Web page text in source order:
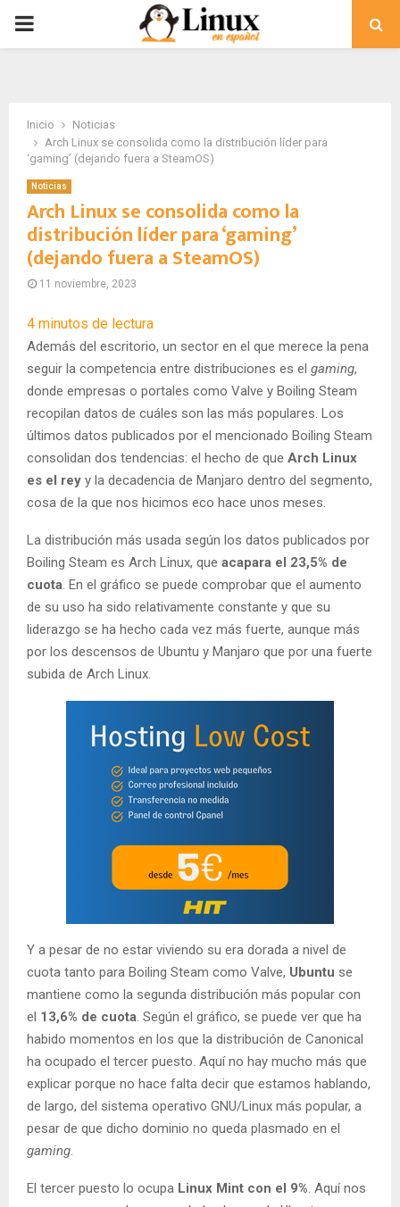
PRIMARY
Inicio
Noticias
Arch Linux se consolida como la distribución líder para
‘gaming’ (dejando fuera a SteamOS)
Noticias
Arch Linux se consolida como la
distribución líder para ‘gaming’
(dejando fuera a SteamOS)
11 noviembre, 2023
4 minutos de lectura
Además del escritorio, un sector en el que merece la pena
seguir la competencia entre distribuciones es el gaming,
donde empresas o portales como Valve y Boiling Steam
recopilan datos de cuáles son las más populares. Los
últimos datos publicados por el mencionado Boiling Steam
consolidan dos tendencias: el hecho de que Arch Linux
es el rey y la decadencia de Manjaro dentro del segmento,
cosa de la que nos hicimos eco hace unos meses.
La distribución más usada según los datos publicados por
Boiling Steam es Arch Linux, que acapara el 23,5% de
cuota . En el gráfico se puede comprobar que el aumento
de su uso ha sido relativamente constante y que su
liderazgo se ha hecho cada vez más fuerte, aunque más
por los descensos de Ubuntu y Manjaro que por una fuerte
subida de Arch Linux.
Y a pesar de no estar viviendo su era dorada a nivel de
cuota tanto para Boiling Steam como Valve, Ubuntu se
mantiene como la segunda distribución más popular con
el 13,6% de cuota . Según el gráfico, se puede ver que ha
habido momentos en los que la distribución de Canonical
ha ocupado el tercer puesto. Aquí no hay mucho más que
explicar porque no hace falta decir que estamos hablando,
de largo, del sistema operativo GNU/Linux más popular, a
pesar de que dicho dominio no queda plasmado en el
gaming
El tercer puesto lo ocupa Linux Mint con el 9% . Aquí nos